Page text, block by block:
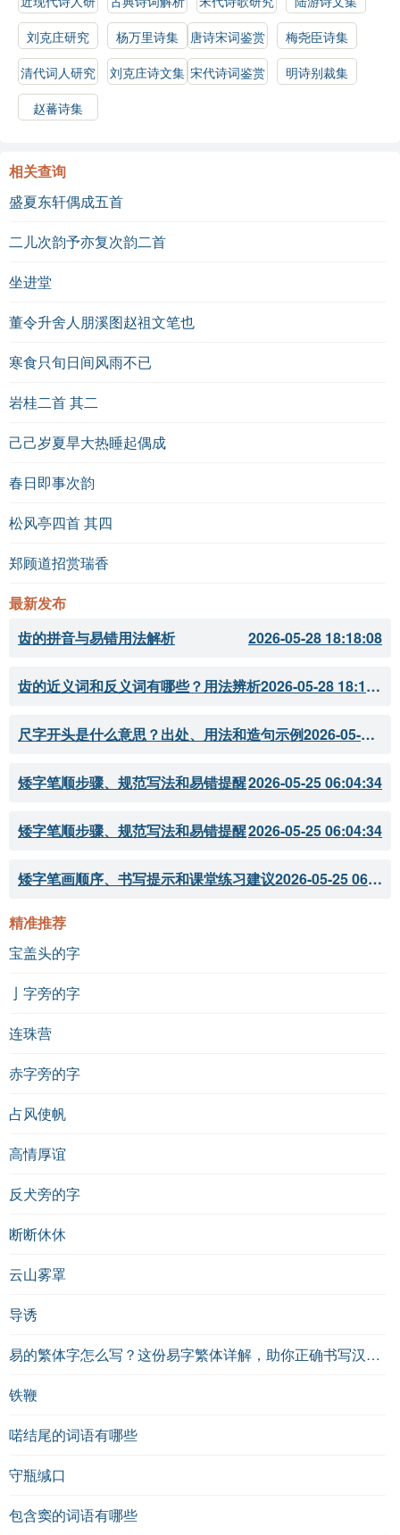
究
刘克庄研究
杨万里诗集
唐诗宋词鉴赏
辞典
梅尧臣诗集
清代词人研究
刘克庄诗文集 宋代诗词鉴赏
明诗别裁集
赵蕃诗集
相关查询
盛夏东轩偶成五首
二儿次韵予亦复次韵二首
坐进堂
董令升舍人朋溪图赵祖文笔也
寒食只旬日间风雨不已
岩桂二首 其二
己己岁夏旱大热睡起偶成
春日即事次韵
松风亭四首 其四
郑顾道招赏瑞香
最新发布
齿的拼音与易错用法解析
2026-05-28 18:18:08
齿的近义词和反义词有哪些？用法辨析 2026-05-28 18:18:07
尺字开头是什么意思？出处、用法和造句示例 2026-05-28 18:18:05
矮字笔顺步骤、规范写法和易错提醒2026-05-25 06:04:34
矮字笔顺步骤、规范写法和易错提醒2026-05-25 06:04:34
矮字笔画顺序、书写提示和课堂练习建议 2026-05-25 06:04:33
精准推荐
宝盖头的字
亅字旁的字
连珠营
赤字旁的字
占风使帆
高情厚谊
反犬旁的字
断断休休
云山雾罩
导诱
易的繁体字怎么写？这份易字繁体详解，助你正确书写汉字_汉字繁体学习
铁鞭
喏结尾的词语有哪些
守瓶缄口
包含窦的词语有哪些